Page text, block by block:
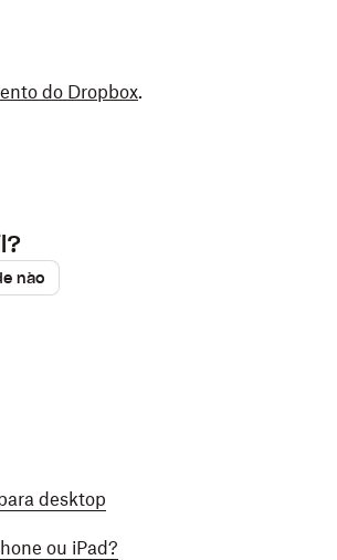
do Dropbox.
não
desktop
ou iPad?